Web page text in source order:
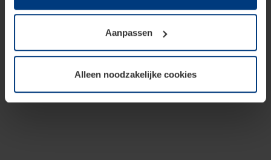
van deze pagina's absoluut vereist is. Voor alle andere
soorten cookies is uw toestemming benodigd. Uw
toestemming kunt u op elk moment bij de uitleg van de
wijzigen of herroepen.
Aanpassen
Alleen noodzakelijke cookies